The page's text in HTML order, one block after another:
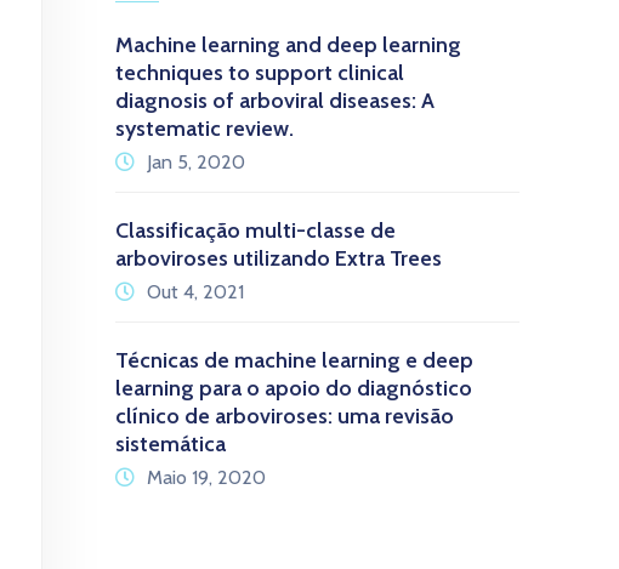
Machine learning and deep learning
techniques to support clinical
diagnosis of arboviral diseases: A
systematic review.
Jan 5, 2020
Classificação multi-classe de
arboviroses utilizando Extra Trees
Out 4, 2021
Técnicas de machine learning e deep
learning para o apoio do diagnóstico
clínico de arboviroses: uma revisão
sistemática
Maio 19, 2020